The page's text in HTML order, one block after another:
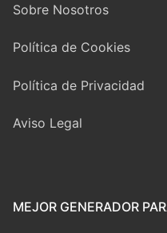
Sobre Nosotros
Política de Cookies
Política de Privacidad
Aviso Legal
MEJOR GENERADOR